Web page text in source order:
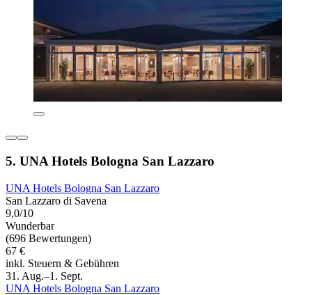
5. UNA Hotels Bologna San Lazzaro
UNA Hotels Bologna San Lazzaro
San Lazzaro di Savena
9,0/10
Wunderbar
(696 Bewertungen)
67 €
inkl. Steuern & Gebühren
31. Aug.–1. Sept.
UNA Hotels Bologna San Lazzaro